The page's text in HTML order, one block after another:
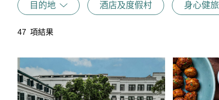
目的地 酒店及度假村 身心健旅
47 項結果